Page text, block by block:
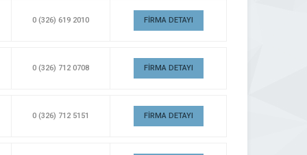
0 (326) 619 2010 FİRMA DETAYI
0 (326) 712 0708 FİRMA DETAYI
0 (326) 712 5151 FİRMA DETAYI